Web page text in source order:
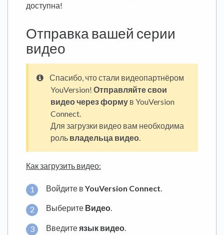
доступна!
Отправка вашей серии
видео
Спасибо, что стали видеопартнёром
YouVersion! Отправляйте свои
видео через форму в YouVersion
Connect.
Для загрузки видео вам необходима
роль владельца видео.
Как загрузить видео:
Войдите в YouVersion Connect.
Выберите Видео.
Введитеязык видео.